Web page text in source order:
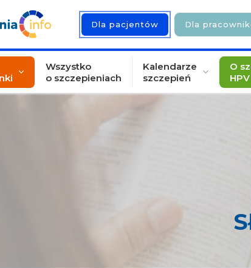
Dla pacjentów Dla
Wszystko
o szczepieniach
Kalendarze
szczepień
O